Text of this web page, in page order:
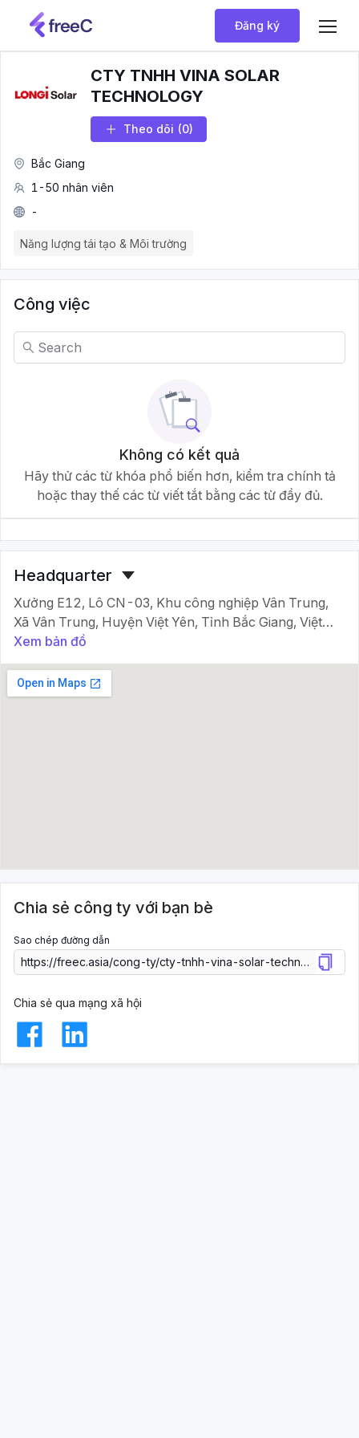
Đăng ký
CTY TNHH VINA SOLAR
TECHNOLOGY
Theo dõi (0)
Bắc Giang
1-50 nhân viên
-
Năng lượng tái tạo & Môi trường
Công việc
Không có kết quả
Hãy thử các từ khóa phổ biến hơn, kiểm tra chính tả
hoặc thay thế các từ viết tắt bằng các từ đầy đủ.
Headquarter
Xưởng E12, Lô CN-03, Khu công nghiệp Vân Trung,
Xã Vân Trung, Huyện Việt Yên, Tỉnh Bắc Giang, Việt
Nam.
Xem bản đồ
Chia sẻ công ty với bạn bè
Sao chép đường dẫn
Chia sẻ qua mạng xã hội